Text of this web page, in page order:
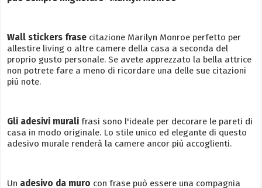
Wall stickers frase citazione Marilyn Monroe perfetto per
allestire living o altre camere della casa a seconda del
proprio gusto personale. Se avete apprezzato la bella attrice
non potrete fare a meno di ricordare una delle sue citazioni
più note.
Gli adesivi murali frasi sono l'ideale per decorare le pareti di
casa in modo originale. Lo stile unico ed elegante di questo
adesivo murale renderà la camere ancor più accoglienti.
Un adesivo da muro con frase può essere una compagnia